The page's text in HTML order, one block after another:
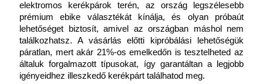
elektromos kerékpárok terén, az ország legszélesebb
prémium ebike választékát kínálja, és olyan próbaút
lehetőséget biztosít, amivel az országban máshol nem
találkozhatsz. A vásárlás előtti kipróbálási lehetőségük
páratlan, mert akár 21%-os emelkedőn is tesztelheted az
általuk forgalmazott típusokat, így garantáltan a legjobb
igényeidhez illeszkedő kerékpárt találhatod meg.